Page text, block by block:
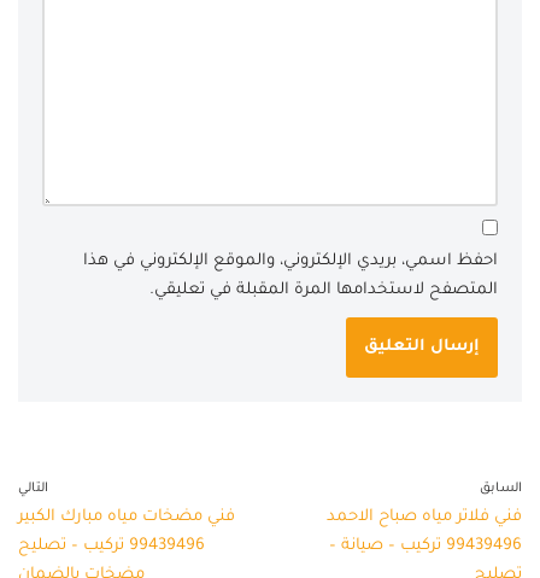
احفظ اسمي، بريدي الإلكتروني، والموقع الإلكتروني في هذا
المتصفح لاستخدامها المرة المقبلة في تعليقي.
السابق
فني فلاتر مياه صباح الاحمد
99439496 تركيب – صيانة –
التالي
فني مضخات مياه مبارك الكبير
99439496 تركيب – تصليح